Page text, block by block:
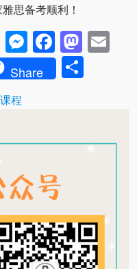
思备考顺利！
WhatsApp
Messenger
Share